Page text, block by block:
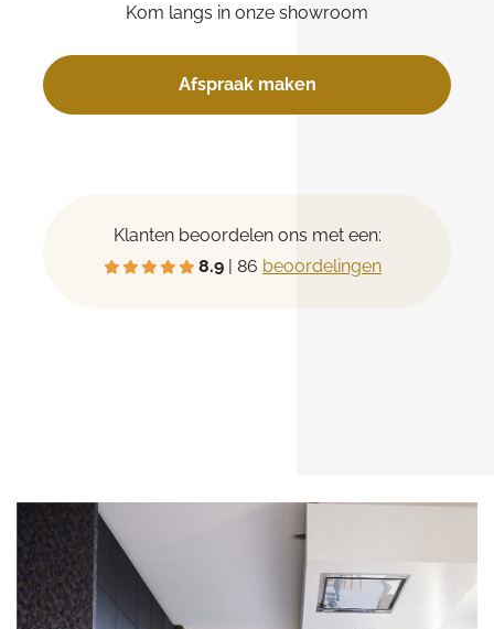
Kom langs in onze showroom
Afspraak maken
Klanten beoordelen ons met een:
8.9 | 86 beoordelingen